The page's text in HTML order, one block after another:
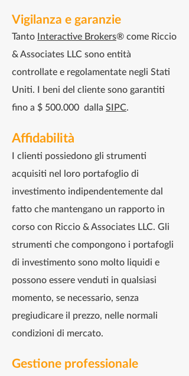
Vigilanza e garanzie
Tanto Interactive Brokers® come Riccio
& Associates LLC sono entità
controllate e regolamentate negli Stati
Uniti. ​I beni del cliente sono garantiti
fino a $ 500.000 dalla SIPC.
Affidabilità
​​I clienti possiedono gli strumenti
acquisiti nel loro portafoglio di
investimento indipendentemente dal
fatto che mantengano un rapporto in
corso con Riccio & Associates LLC. Gli
strumenti che compongono i portafogli
di investimento sono molto liquidi e
possono essere venduti in qualsiasi
momento, se necessario, senza
pregiudicare il prezzo, nelle normali
condizioni di mercato.
Gestione professionale